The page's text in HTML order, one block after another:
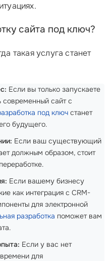
сайта под ключ?
такая услуга станет
Если вы только запускаете
современный сайт с
под ключ станет
будущего.
Если ваш существующий
должным образом, стоит
Если вашему бизнесу
как интеграция с CRM-
для электронной
разработка поможет вам
Если у вас нет
для